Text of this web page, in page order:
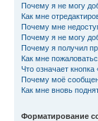
Почему я не могу
Как мне
Почему мне
Почему я не могу
Почему я получил
Как мне
Что означает
Почему моё
Как мне вновь
Форматирование